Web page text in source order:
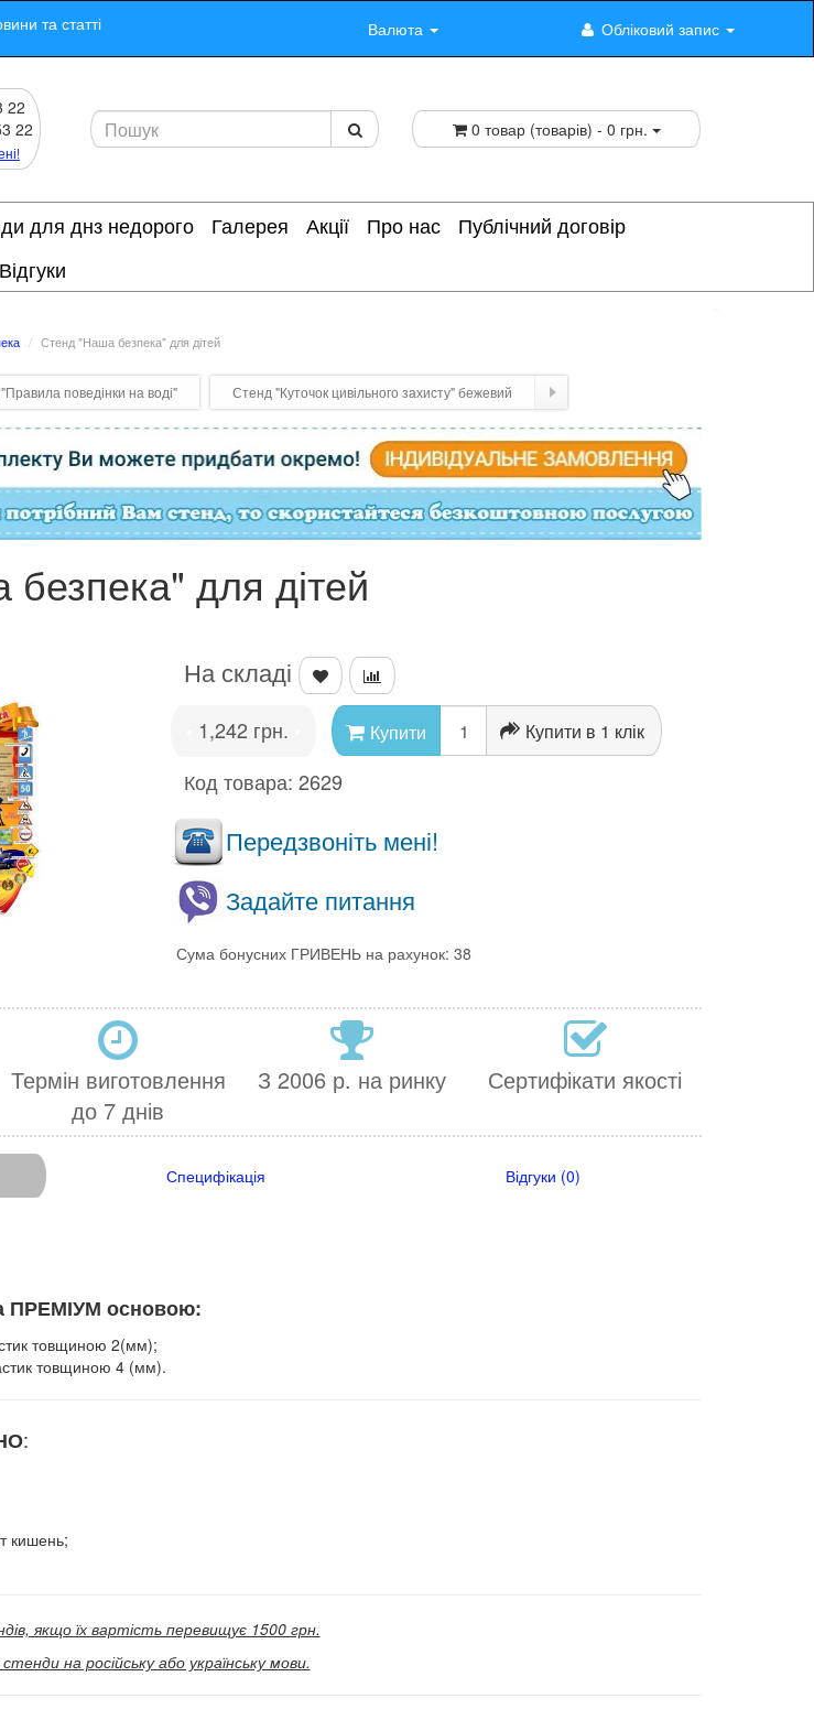
та статті Валюта Обліковий запис
22
22
0 товар (товарів) - 0 грн.
для днз недорого Галерея Акції Про нас
Публічний договір
Відгуки
Стенд "Наша безпека" для дітей
поведінки на воді" Стенд "Куточок цивільного захисту" бежевий
для дітей
На складі
1,242 грн. Купити Купити в 1 клік
Код товара:2629
Передзвоніть мені!
Задайте питання
Сума бонусних ГРИВЕНЬ на рахунок: 38
Термін виготовлення
до 7 днів
З 2006 р. на ринку Сертифікати якості
Специфікація Відгуки (0)
ПРЕМІУМ основою:
товщиною 2(мм);
товщиною 4 (мм).
:
кишень;
якщо їх вартість перевищує 1500 грн.
на російську або українську мови.